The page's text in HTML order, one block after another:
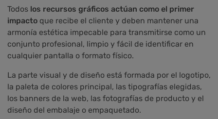
Todos los recursos gráficos actúan como el primer
impacto que recibe el cliente y deben mantener una
armonía estética impecable para transmitirse como un
conjunto profesional, limpio y fácil de identificar en
cualquier pantalla o formato físico.
La parte visual y de diseño está formada por el logotipo,
la paleta de colores principal, las tipografías elegidas,
los banners de la web, las fotografías de producto y el
diseño del embalaje o empaquetado.